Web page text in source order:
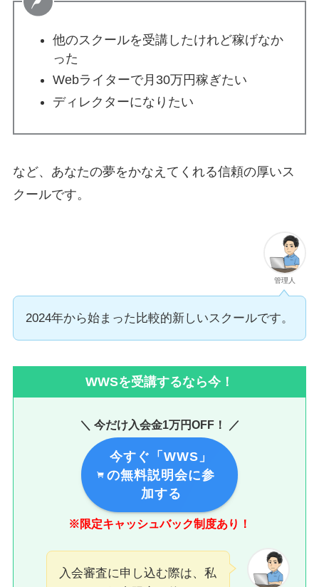
他のスクールを受講したけれど稼げなか
った
Webライターで月30万円稼ぎたい
ディレクターになりたい
など、あなたの夢をかなえてくれる信頼の厚いス
クールです。
管理人
2024年から始まった比較的新しいスクールです。
WWSを受講するなら今！
＼ 今だけ入会金1万円OFF！ ／
今すぐ「WWS」
の無料説明会に参
加する
※限定キャッシュバック制度あり！
入会審査に申し込む際は、私